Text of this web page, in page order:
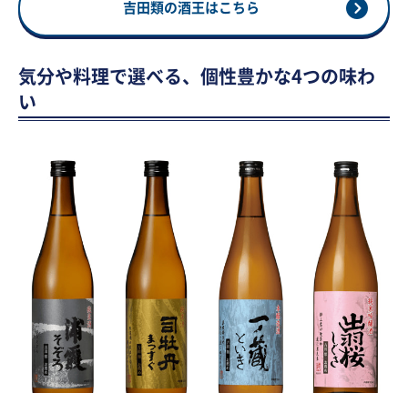
吉田類の酒王はこちら
気分や料理で選べる、個性豊かな4つの味わ
い